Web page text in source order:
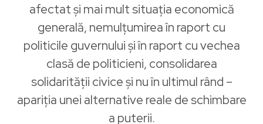
afectat și mai mult situația economică
generală, nemulțumirea în raport cu
politicile guvernului și în raport cu vechea
clasă de politicieni, consolidarea
solidarității civice și nu în ultimul rând –
apariția unei alternative reale de schimbare
a puterii.